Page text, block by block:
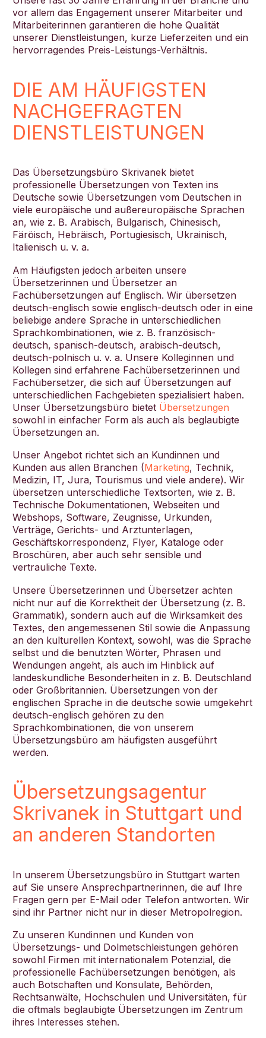
vor allem das Engagement unserer Mitarbeiter und
Mitarbeiterinnen garantieren die hohe Qualität
unserer Dienstleistungen, kurze Lieferzeiten und ein
hervorragendes Preis-Leistungs-Verhältnis.
DIE AM HÄUFIGSTEN
NACHGEFRAGTEN
DIENSTLEISTUNGEN
Das Übersetzungsbüro Skrivanek bietet
professionelle Übersetzungen von Texten ins
Deutsche sowie Übersetzungen vom Deutschen in
viele europäische und außereuropäische Sprachen
an, wie z. B. Arabisch, Bulgarisch, Chinesisch,
Färöisch, Hebräisch, Portugiesisch, Ukrainisch,
Italienisch u. v. a.
Am Häufigsten jedoch arbeiten unsere
Übersetzerinnen und Übersetzer an
Fachübersetzungen auf Englisch. Wir übersetzen
deutsch-englisch sowie englisch-deutsch oder in eine
beliebige andere Sprache in unterschiedlichen
Sprachkombinationen, wie z. B. französisch-
deutsch, spanisch-deutsch, arabisch-deutsch,
deutsch-polnisch u. v. a. Unsere Kolleginnen und
Kollegen sind erfahrene Fachübersetzerinnen und
Fachübersetzer, die sich auf Übersetzungen auf
unterschiedlichen Fachgebieten spezialisiert haben.
Unser Übersetzungsbüro bietet Übersetzungen
sowohl in einfacher Form als auch als beglaubigte
Übersetzungen an.
Unser Angebot richtet sich an Kundinnen und
Kunden aus allen Branchen (Marketing, Technik,
Medizin, IT, Jura, Tourismus und viele andere). Wir
übersetzen unterschiedliche Textsorten, wie z. B.
Technische Dokumentationen, Webseiten und
Webshops, Software, Zeugnisse, Urkunden,
Verträge, Gerichts- und Arztunterlagen,
Geschäftskorrespondenz, Flyer, Kataloge oder
Broschüren, aber auch sehr sensible und
vertrauliche Texte.
Unsere Übersetzerinnen und Übersetzer achten
nicht nur auf die Korrektheit der Übersetzung (z. B.
Grammatik), sondern auch auf die Wirksamkeit des
Textes, den angemessenen Stil sowie die Anpassung
an den kulturellen Kontext, sowohl, was die Sprache
selbst und die benutzten Wörter, Phrasen und
Wendungen angeht, als auch im Hinblick auf
landeskundliche Besonderheiten in z. B. Deutschland
oder Großbritannien. Übersetzungen von der
englischen Sprache in die deutsche sowie umgekehrt
deutsch-englisch gehören zu den
Sprachkombinationen, die von unserem
Übersetzungsbüro am häufigsten ausgeführt
werden.
Übersetzungsagentur
Skrivanek in Stuttgart und
an anderen Standorten
In unserem Übersetzungsbüro in Stuttgart warten
auf Sie unsere Ansprechpartnerinnen, die auf Ihre
Fragen gern per E-Mail oder Telefon antworten. Wir
sind ihr Partner nicht nur in dieser Metropolregion.
Zu unseren Kundinnen und Kunden von
Übersetzungs- und Dolmetschleistungen gehören
sowohl Firmen mit internationalem Potenzial, die
professionelle Fachübersetzungen benötigen, als
auch Botschaften und Konsulate, Behörden,
Rechtsanwälte, Hochschulen und Universitäten, für
die oftmals beglaubigte Übersetzungen im Zentrum
ihres Interesses stehen.